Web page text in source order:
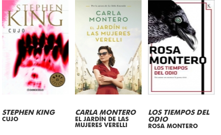
STEPHEN KING
CUJO
CARLA MONTERO
EL JARDÍN DE LAS
MUJERES VERELLI
LOS TIEMPOS DEL
ODIO
ROSA MONTERO